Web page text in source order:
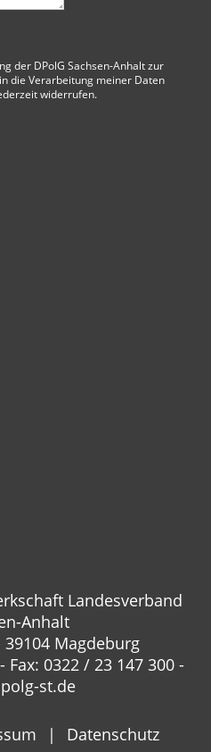
der DPolG Sachsen-Anhaltzur
die Verarbeitung meiner Daten
widerrufen.
Landesverband
Anhalt
Magdeburg
Fax: 0322 / 23 147 300 -
st.de
Datenschutz